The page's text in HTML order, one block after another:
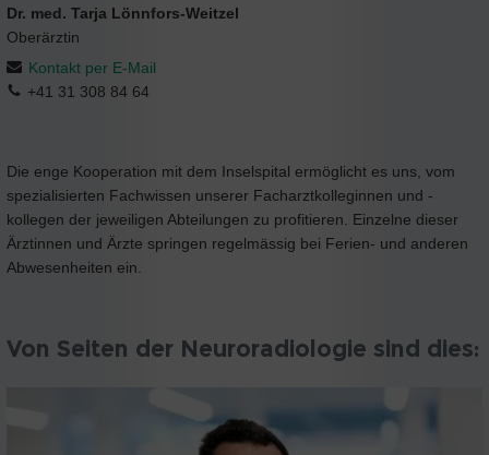
Dr. med. Tarja Lönnfors-Weitzel
Oberärztin
Kontakt per E-Mail
+41 31 308 84 64
Die enge Kooperation mit dem Inselspital ermöglicht es uns, vom
spezialisierten Fachwissen unserer Facharztkolleginnen und -
kollegen der jeweiligen Abteilungen zu profitieren. Einzelne dieser
Ärztinnen und Ärzte springen regelmässig bei Ferien- und anderen
Abwesenheiten ein.
Von Seiten der Neuroradiologie sind dies: